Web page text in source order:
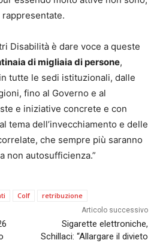
Disabilità è dare voce a queste
di migliaia di persone,
tutte le sedi istituzionali, dalle
fino al Governo e al
e iniziative concrete e con
tema dell’invecchiamento e delle
che sempre più saranno
non autosufficienza.”
Colf retribuzione
Articolo successivo
Sigarette elettroniche,
Schillaci: “Allargare il divieto